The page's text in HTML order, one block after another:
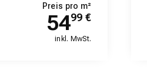
Preis pro m²
5499 €
inkl. MwSt.